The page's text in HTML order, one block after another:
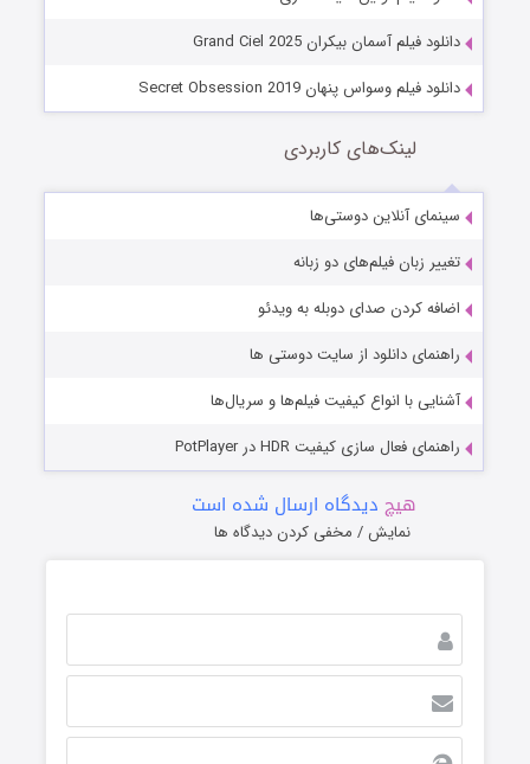
دانلود فیلم آسمان بیکران Grand Ciel 2025
دانلود فیلم وسواس پنهان Secret Obsession 2019
لینک‌های کاربردی
سینمای آنلاین دوستی‌ها
تغییر زبان فیلم‌های دو زبانه
اضافه کردن صدای دوبله به ویدئو
راهنمای دانلود از سایت دوستی ها
آشنایی با انواع کیفیت فیلم‌ها و سریال‌ها
راهنمای فعال سازی کیفیت HDR در PotPlayer
هیچ دیدگاه ارسال شده است
نمایش / مخفی کردن دیدگاه ها